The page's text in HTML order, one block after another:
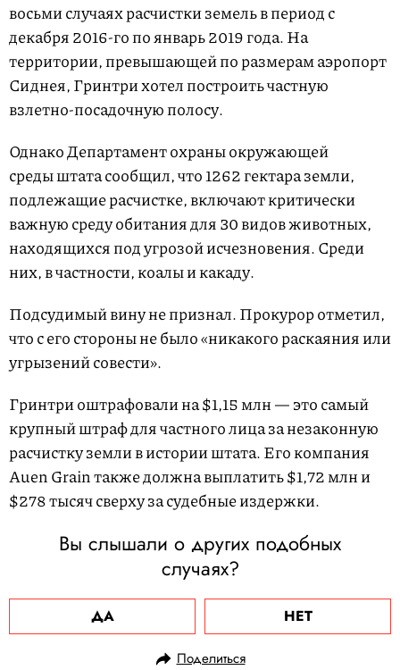
восьми случаях расчистки земель в период с
декабря 2016-го по январь 2019 года. На
территории, превышающей по размерам аэропорт
Сиднея, Гринтри хотел построить частную
взлетно-посадочную полосу.
Однако Департамент охраны окружающей
среды штата сообщил, что 1262 гектара земли,
подлежащие расчистке, включают критически
важную среду обитания для 30 видов животных,
находящихся под угрозой исчезновения. Среди
них, в частности, коалы и какаду.
Подсудимый вину не признал. Прокурор отметил,
что с его стороны не было «никакого раскаяния или
угрызений совести».
Гринтри оштрафовали на $1,15 млн — это самый
крупный штраф для частного лица за незаконную
расчистку земли в истории штата. Его компания
Auen Grain также должна выплатить $1,72 млн и
$278 тысяч сверху за судебные издержки.
Вы слышали о других подобных
случаях?
ДА НЕТ
Поделиться